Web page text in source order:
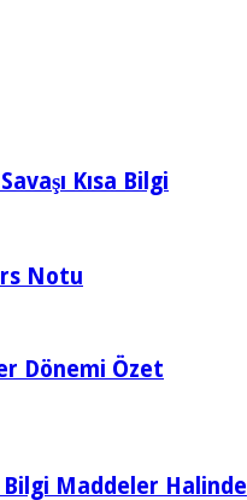
Kısa Bilgi
Notu
Dönemi Özet
Maddeler Halinde